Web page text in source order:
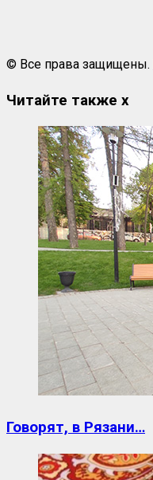
© Все права защищены.
Читайте также x
Говорят, в Рязани…